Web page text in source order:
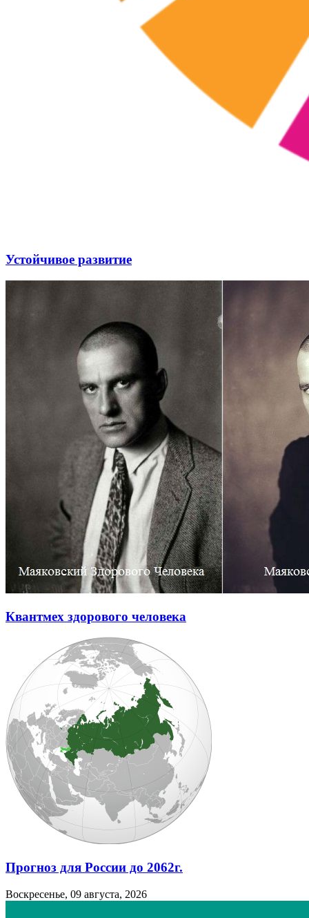
Устойчивое развитие
Квантмех здорового человека
Прогноз для России до 2062г.
Воскресенье, 09 августа, 2026